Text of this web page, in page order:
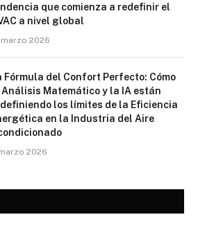
que comienza a redefinir el
a nivel global
marzo 2026
Fórmula del Confort Perfecto: Cómo
Análisis Matemático y la IA están
los límites de la Eficiencia
en la Industria del Aire
2026